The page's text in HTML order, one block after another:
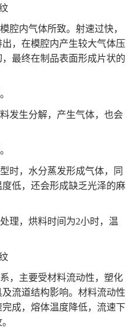
腔内气体所致。射速过快，
，在模腔内产生较大气体压
最终在制品表面形成片状的
发生分解，产生气体，也会
时，水分蒸发形成气体，同
低，还会形成缺乏光泽的麻
理，烘料时间为2小时，温
，主要受材料流动性，塑化
流道结构影响。材料流动性
成，熔体温度降低，流速下